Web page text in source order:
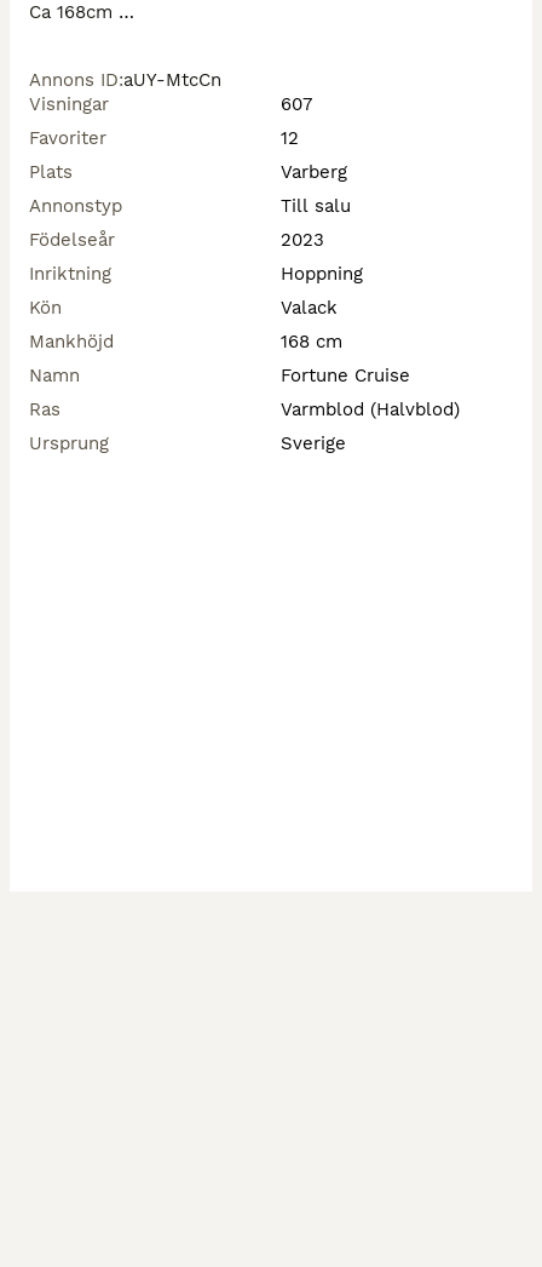
Ca 168cm
Video: https://youtu.be/b6MeIUzKeq0?
is=EWKs9ksliuJQo9S3
Annons ID:aUY-MtcCn
Visningar
607
Favoriter
12
Plats
Varberg
Annonstyp
Till salu
Födelseår
2023
Inriktning
Hoppning
Kön
Valack
Mankhöjd
168 cm
Namn
Fortune Cruise
Ras
Varmblod (Halvblod)
Ursprung
Sverige